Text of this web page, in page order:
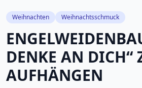
Weihnachten Weihnachtsschmuck
DENKE AN DICH“
AUFHÄNGEN